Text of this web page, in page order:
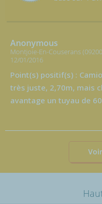
Anonymous
Montjoie-En-Couserans
12/01/2016
Point(s) positif(s) :
très juste, 2,70m, mais
avantage un tuyau de